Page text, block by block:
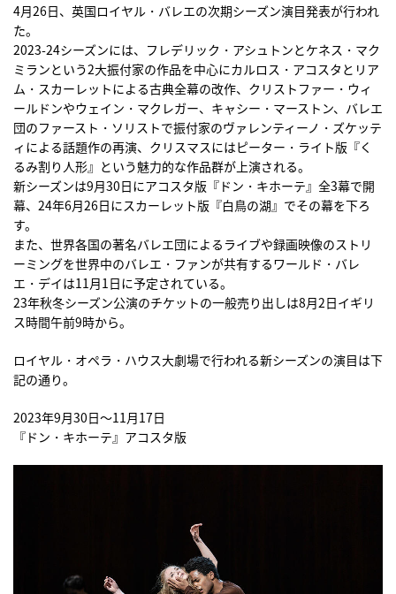
4月26日、英国ロイヤル・バレエの次期シーズン演目発表が行われ
た。
2023-24シーズンには、フレデリック・アシュトンとケネス・マク
ミランという2大振付家の作品を中心にカルロス・アコスタとリア
ム・スカーレットによる古典全幕の改作、クリストファー・ウィ
ールドンやウェイン・マクレガー、キャシー・マーストン、バレエ
団のファースト・ソリストで振付家のヴァレンティーノ・ズケッテ
ィによる話題作の再演、クリスマスにはピーター・ライト版『く
るみ割り人形』という魅力的な作品群が上演される。
新シーズンは9月30日にアコスタ版『ドン・キホーテ』全3幕で開
幕、24年6月26日にスカーレット版『白鳥の湖』でその幕を下ろ
す。
また、世界各国の著名バレエ団によるライブや録画映像のストリ
ーミングを世界中のバレエ・ファンが共有するワールド・バレ
エ・デイは11月1日に予定されている。
23年秋冬シーズン公演のチケットの一般売り出しは8月2日イギリ
ス時間午前9時から。
ロイヤル・オペラ・ハウス大劇場で行われる新シーズンの演目は下
記の通り。
2023年9月30日〜11月17日
『ドン・キホーテ』アコスタ版